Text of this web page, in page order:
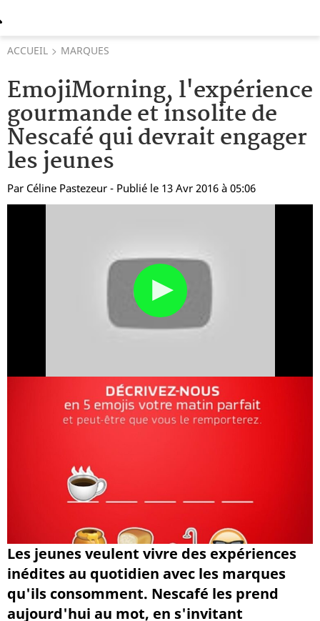
ACCUEIL MARQUES
EmojiMorning, l'expérience
gourmande et insolite de
Nescafé qui devrait engager
les jeunes
Par Céline Pastezeur - Publié le 13 Avr 2016 à 05:06
Les jeunes veulent vivre des expériences
inédites au quotidien avec les marques
qu'ils consomment. Nescafé les prend
aujourd'hui au mot, en s'invitant